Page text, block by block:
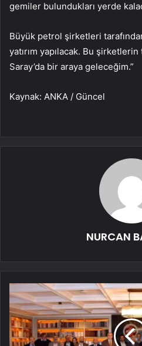
gemiler bulundukları yerde
Büyük petrol şirketleri
yatırım yapılacak. Bu
Saray’da bir araya geleceğim.”
Kaynak: ANKA / Güncel
NURCAN